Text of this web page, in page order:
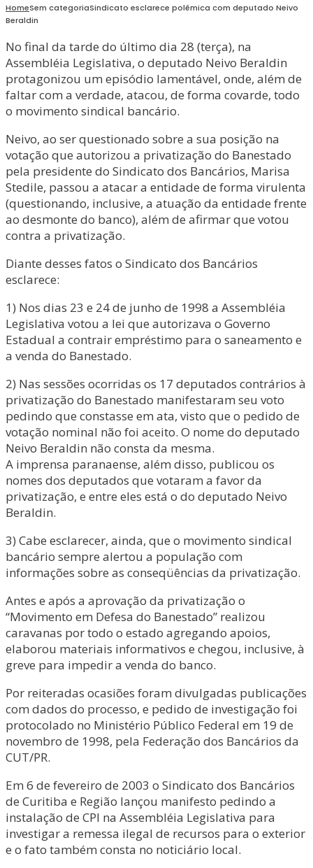
HomeSem categoriaSindicato esclarece polêmica com deputado Neivo
Beraldin
No final da tarde do último dia 28 (terça), na
Assembléia Legislativa, o deputado Neivo Beraldin
protagonizou um episódio lamentável, onde, além de
faltar com a verdade, atacou, de forma covarde, todo
o movimento sindical bancário.
Neivo, ao ser questionado sobre a sua posição na
votação que autorizou a privatização do Banestado
pela presidente do Sindicato dos Bancários, Marisa
Stedile, passou a atacar a entidade de forma virulenta
(questionando, inclusive, a atuação da entidade frente
ao desmonte do banco), além de afirmar que votou
contra a privatização.
Diante desses fatos o Sindicato dos Bancários
esclarece:
1) Nos dias 23 e 24 de junho de 1998 a Assembléia
Legislativa votou a lei que autorizava o Governo
Estadual a contrair empréstimo para o saneamento e
a venda do Banestado.
2) Nas sessões ocorridas os 17 deputados contrários à
privatização do Banestado manifestaram seu voto
pedindo que constasse em ata, visto que o pedido de
votação nominal não foi aceito. O nome do deputado
Neivo Beraldin não consta da mesma.
A imprensa paranaense, além disso, publicou os
nomes dos deputados que votaram a favor da
privatização, e entre eles está o do deputado Neivo
Beraldin.
3) Cabe esclarecer, ainda, que o movimento sindical
bancário sempre alertou a população com
informações sobre as conseqüências da privatização.
Antes e após a aprovação da privatização o
“Movimento em Defesa do Banestado” realizou
caravanas por todo o estado agregando apoios,
elaborou materiais informativos e chegou, inclusive, à
greve para impedir a venda do banco.
Por reiteradas ocasiões foram divulgadas publicações
com dados do processo, e pedido de investigação foi
protocolado no Ministério Público Federal em 19 de
novembro de 1998, pela Federação dos Bancários da
CUT/PR.
Em 6 de fevereiro de 2003 o Sindicato dos Bancários
de Curitiba e Região lançou manifesto pedindo a
instalação de CPI na Assembléia Legislativa para
investigar a remessa ilegal de recursos para o exterior
e o fato também consta no noticiário local.